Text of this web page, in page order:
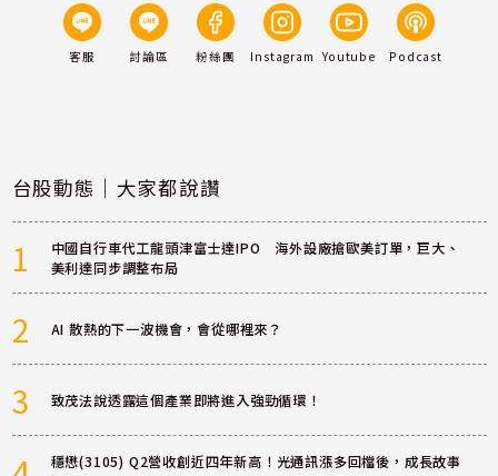
客服 討論區 粉絲團 Instagram Youtube Podcast
台股動態｜大家都說讚
1
中國自行車代工龍頭津富士達IPO 海外設廠搶歐美訂單，巨大、
美利達同步調整布局
2 AI 散熱的下一波機會，會從哪裡來？
3 致茂法說透露這個產業即將進入強勁循環！
穩懋(3105) Q2營收創近四年新高！光通訊漲多回檔後，成長故事